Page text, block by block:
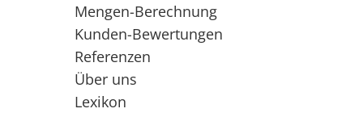
Mengen-Berechnung
Kunden-Bewertungen
Referenzen
Über uns
Lexikon